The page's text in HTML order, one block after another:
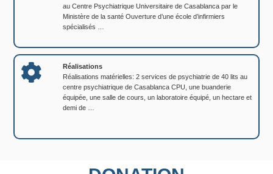
au Centre Psychiatrique Universitaire de Casablanca par le
Ministère de la santé Ouverture d’une école d’infirmiers
spécialisés …
Réalisations
Réalisations matérielles: 2 services de psychiatrie de 40 lits au
centre psychiatrique de Casablanca CPU, une buanderie
équipée, une salle de cours, un laboratoire équipé, un hectare et
demi de …